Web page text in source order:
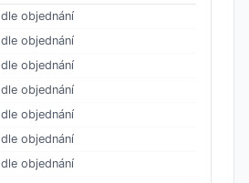
dle objednání
dle objednání
dle objednání
dle objednání
dle objednání
dle objednání
dle objednání